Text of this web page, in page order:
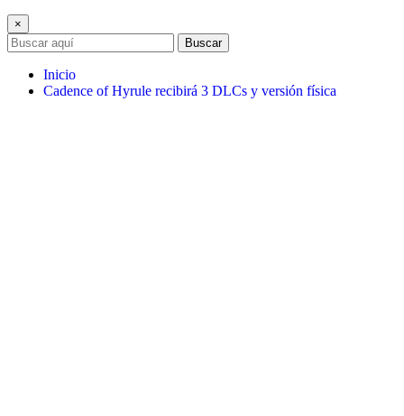
×
Buscar
Inicio
Cadence of Hyrule recibirá 3 DLCs y versión física